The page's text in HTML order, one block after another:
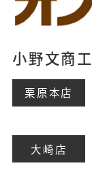
小野文商
栗原本店
大崎店